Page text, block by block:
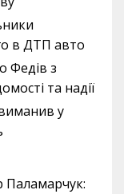
в ДТП авто
Федів з
та надії
у
Паламарчук: